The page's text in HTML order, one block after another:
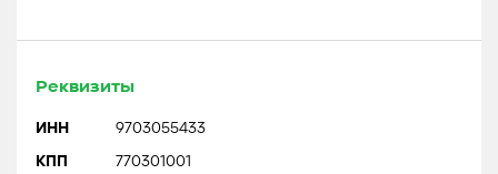
Реквизиты
ИНН 9703055433
КПП 770301001